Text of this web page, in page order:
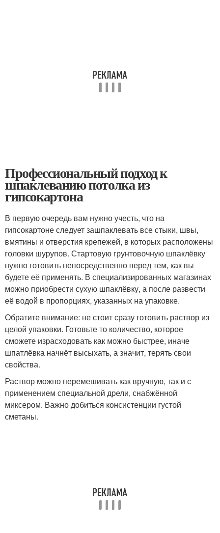
Профессиональный подход к
шпаклеванию потолка из
гипсокартона
В первую очередь вам нужно учесть, что на
гипсокартоне следует зашпаклевать все стыки, швы,
вмятины и отверстия крепежей, в которых расположены
головки шурупов. Стартовую грунтовочную шпаклёвку
нужно готовить непосредственно перед тем, как вы
будете её применять. В специализированных магазинах
можно приобрести сухую шпаклёвку, а после развести
её водой в пропорциях, указанных на упаковке.
Обратите внимание: не стоит сразу готовить раствор из
целой упаковки. Готовьте то количество, которое
сможете израсходовать как можно быстрее, иначе
шпатлёвка начнёт высыхать, а значит, терять свои
свойства.
Раствор можно перемешивать как вручную, так и с
применением специальной дрели, снабжённой
миксером. Важно добиться консистенции густой
сметаны.